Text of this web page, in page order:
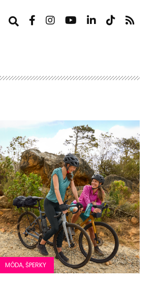
MÓDA, ŠPERKY